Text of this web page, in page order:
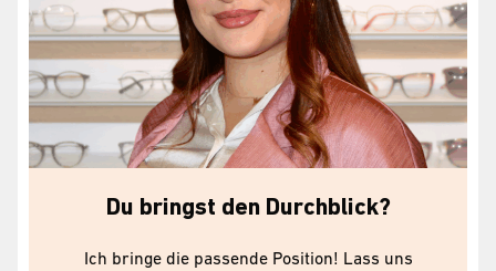
Du bringst den Durchblick?
Ich bringe die passende Position! Lass uns